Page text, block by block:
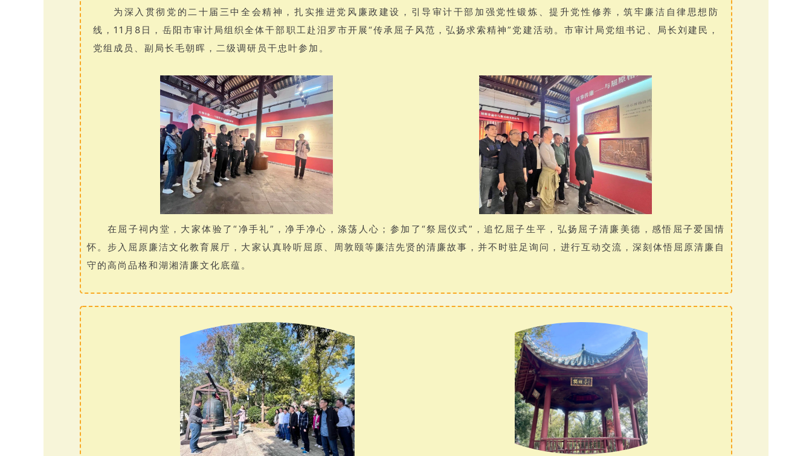
为深入贯彻党的二十届三中全会精神，扎实推进党风廉政建设，引导审计干部加强党性锻炼、提升党性修养，筑牢廉洁自律思想防
线，11月8日，岳阳市审计局组织全体干部职工赴汨罗市开展“传承屈子风范，弘扬求索精神”党建活动。市审计局党组书记、局长刘建民，
党组成员、副局长毛朝晖，二级调研员干忠叶参加。
在屈子祠内堂，大家体验了“净手礼”，净手净心，涤荡人心；参加了“祭屈仪式”，追忆屈子生平，弘扬屈子清廉美德，感悟屈子爱国情
怀。步入屈原廉洁文化教育展厅，大家认真聆听屈原、周敦颐等廉洁先贤的清廉故事，并不时驻足询问，进行互动交流，深刻体悟屈原清廉自
守的高尚品格和湖湘清廉文化底蕴。